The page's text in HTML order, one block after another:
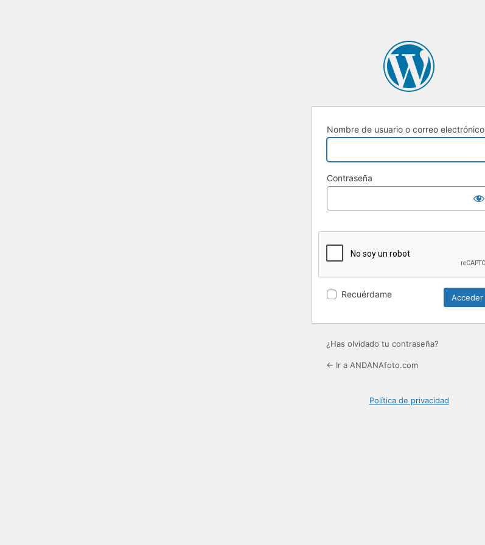
Nombre de usuario o correo electrónico
Contraseña
Recuérdame
¿Has olvidado tu contraseña?
← Ir a ANDANAfoto.com
Política de privacidad